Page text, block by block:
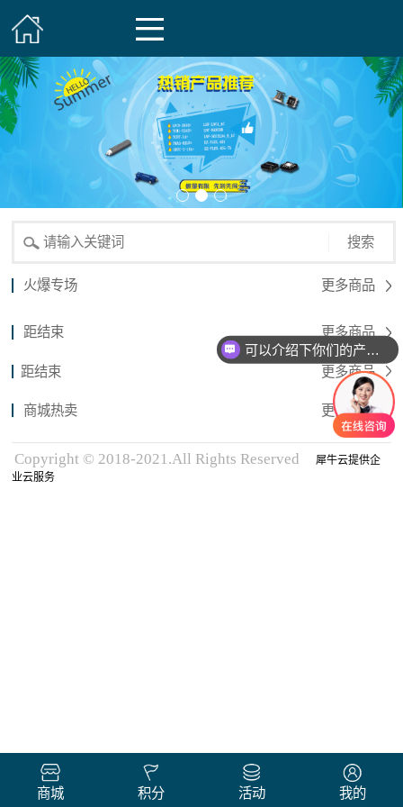
搜索
火爆专场 更多商品
距结束 更多商品
距结束 更多商品
商城热卖 更多商品
Copyright © 2018-2021.All Rights Reserved
犀牛云提供企
业云服务
商城 积分 活动 我的